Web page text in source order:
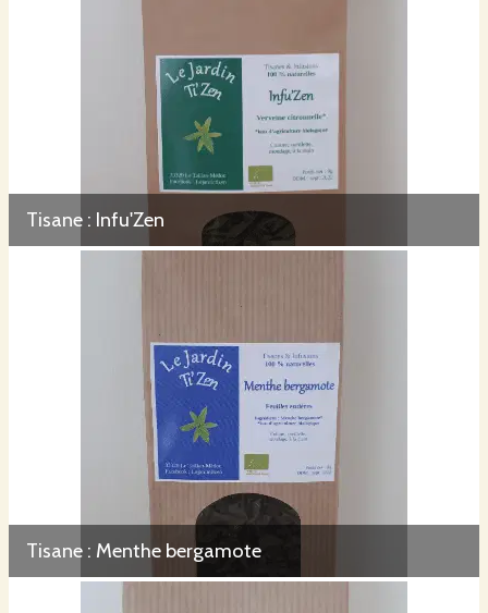
Tisane : Infu'Zen
Tisane : Menthe bergamote